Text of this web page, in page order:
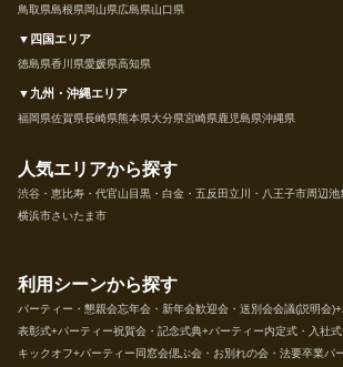
鳥取県島根県岡山県広島県山口県
▼四国エリア
徳島県香川県愛媛県高知県
▼九州・沖縄エリア
福岡県佐賀県長崎県熊本県大分県宮崎県鹿児島県沖縄県
人気エリアから探す
渋谷・恵比寿・代官山 目黒・白金・五反田立川・八王子市周辺池
横浜市さいたま市
利用シーンから探す
パーティー・懇親会忘年会・新年会歓迎会・送別会会議(説明会
表彰式+パーティー祝賀会・記念式典+パーティー内定式・入社
キックオフ+パーティー 同窓会偲ぶ会・お別れの会・法要卒業パ